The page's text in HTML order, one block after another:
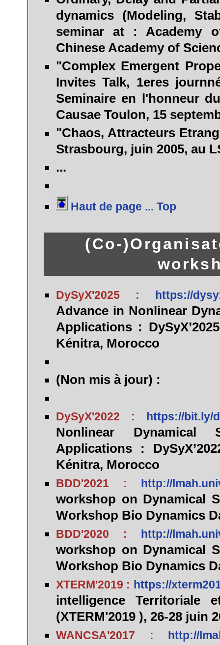
dynamics (Modeling,
seminar at : Academy
Chinese Academy of
"Complex Emergent
Invites Talk, 1eres
Seminaire en l'honneur
CausaeToulon, 15
"Chaos, Attracteurs
Strasbourg, juin 2005, au
...
Haut de page ... Top
(Co-
DySyX'2025 : https://
Advance in Nonlinear
Applications :
Kénitra, Morocco
(Non mis à jour) :
DySyX'2022 : https://bit.ly/
Nonlinear Dynamical
Applications :
Kénitra, Morocco
BDD'2021 : http://
workshop on Dynamical
Workshop Bio Dynamics
BDD'2020 : http://
workshop on Dynamical
Workshop Bio Dynamics
XTERM'2019 : https://
intelligence Territoriale
(XTERM'2019 ), 26-28 juin
WANCSA'2017 : http://